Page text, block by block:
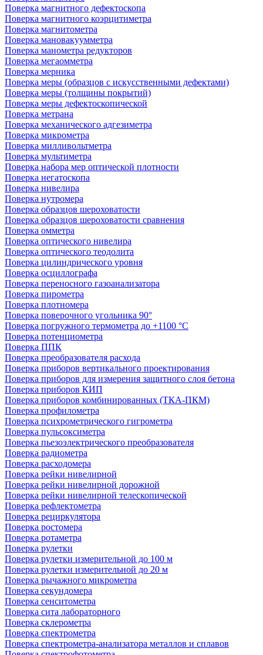
Поверка магнитного дефектоскопа
Поверка магнитного коэрцитиметра
Поверка магнитометра
Поверка мановакуумметра
Поверка манометра редукторов
Поверка мегаомметра
Поверка мерника
Поверка меры (образцов с искусственными дефектами)
Поверка меры (толщины покрытий)
Поверка меры дефектоскопической
Поверка метрана
Поверка механического адгезиметра
Поверка микрометра
Поверка милливольтметра
Поверка мультиметра
Поверка набора мер оптической плотности
Поверка негатоскопа
Поверка нивелира
Поверка нутромера
Поверка образцов шероховатости
Поверка образцов шероховатости сравнения
Поверка омметра
Поверка оптического нивелира
Поверка оптического теодолита
Поверка цилиндрического уровня
Поверка осциллографа
Поверка переносного газоанализатора
Поверка пирометра
Поверка плотномера
Поверка поверочного угольника 90°
Поверка погружного термометра до +1100 °С
Поверка потенциометра
Поверка ППК
Поверка преобразователя расхода
Поверка приборов вертикального проектирования
Поверка приборов для измерения защитного слоя бетона
Поверка приборов КИП
Поверка приборов комбинированных (ТКА-ПКМ)
Поверка профилометра
Поверка психрометрического гигрометра
Поверка пульсоксиметра
Поверка пьезоэлектрического преобразователя
Поверка радиометра
Поверка расходомера
Поверка рейки нивелирной
Поверка рейки нивелирной дорожной
Поверка рейки нивелирной телескопической
Поверка рефлектометра
Поверка рециркулятора
Поверка ростомера
Поверка ротаметра
Поверка рулетки
Поверка рулетки измерительной до 100 м
Поверка рулетки измерительной до 20 м
Поверка рычажного микрометра
Поверка секундомера
Поверка сенситометра
Поверка сита лабораторного
Поверка склерометра
Поверка спектрометра
Поверка спектрометра-анализатора металлов и сплавов